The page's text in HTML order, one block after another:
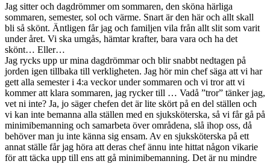
Jag sitter och dagdrömmer om sommaren, den sköna härliga
sommaren, semester, sol och värme. Snart är den här och allt skall
bli så skönt. Äntligen får jag och familjen vila från allt slit som varit
under året. Vi ska umgås, hämtar krafter, bara vara och ha det
skönt… Eller…
Jag rycks upp ur mina dagdrömmar och blir snabbt nedtagen på
jorden igen tillbaka till verkligheten. Jag hör min chef säga att vi har
gett alla semester i 4:a veckor under sommaren och vi tror att vi
kommer att klara sommaren, jag rycker till … Vadå ”tror” tänker jag,
vet ni inte? Ja, jo säger chefen det är lite skört på en del ställen och
vi kan inte bemanna alla ställen med en sjuksköterska, så vi får gå på
minimibemanning och samarbeta över områdena, slå ihop oss, då
behöver man ju inte känna sig ensam. Av en sjuksköterska på ett
annat ställe får jag höra att deras chef ännu inte hittat någon vikarie
för att täcka upp till ens att gå minimibemanning. Det är nu mindre